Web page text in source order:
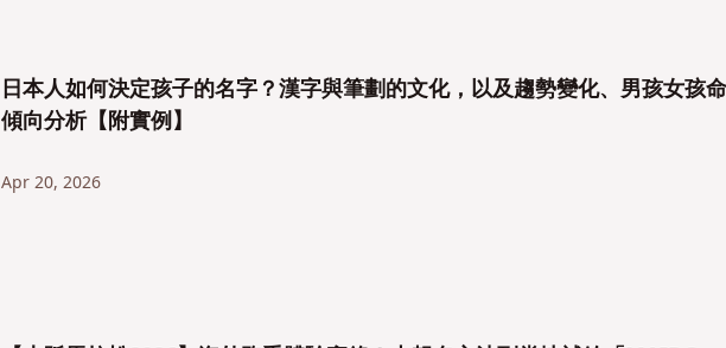
日本人如何決定孩子的名字？漢字與筆劃的文化，以及趨勢變化、男孩女孩
傾向分析【附實例】
Apr 20, 2026